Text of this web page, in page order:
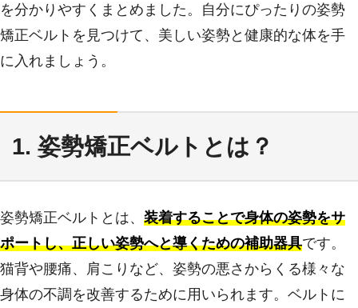
を分かりやすくまとめました。自分にぴったりの姿勢
矯正ベルトを見つけて、美しい姿勢と健康的な体を手
に入れましょう。
1. 姿勢矯正ベルトとは？
姿勢矯正ベルトとは、 装着することで身体の姿勢をサ
ポートし、正しい姿勢へと導くための補助器具です。
猫背や腰痛、肩こりなど、姿勢の悪さからくる様々な
身体の不調を改善するために用いられます。ベルトに